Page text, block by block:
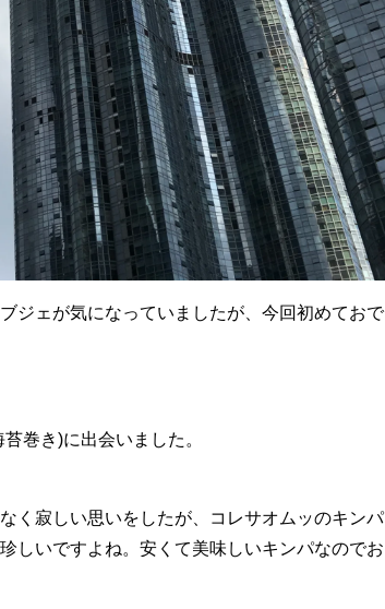
ジェが気になっていましたが、今回初めておで
巻き)に出会いました。
く寂しい思いをしたが、コレサオムッのキンパ
しいですよね。安くて美味しいキンパなのでお